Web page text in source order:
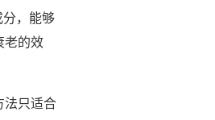
分，能够
老的效
法只适合